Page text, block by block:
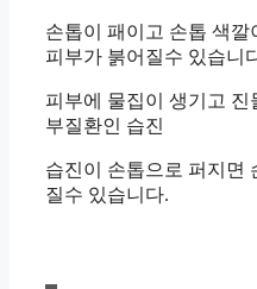
손톱이 패이고 손톱 색깔
피부가 붉어질수 있습니
피부에 물집이 생기고 진
부질환인 습진
습진이 손톱으로 퍼지면
질수 있습니다.